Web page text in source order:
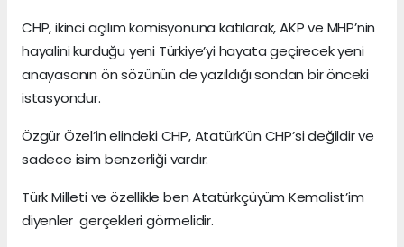
CHP, ikinci açılım komisyonuna katılarak, AKP ve MHP’nin
hayalini kurduğu yeni Türkiye’yi hayata geçirecek yeni
anayasanın ön sözünün de yazıldığı sondan bir önceki
istasyondur.
Özgür Özel’in elindeki CHP, Atatürk’ün CHP’si değildir ve
sadece isim benzerliği vardır.
Türk Milleti ve özellikle ben Atatürkçüyüm Kemalist’im
diyenler gerçekleri görmelidir.